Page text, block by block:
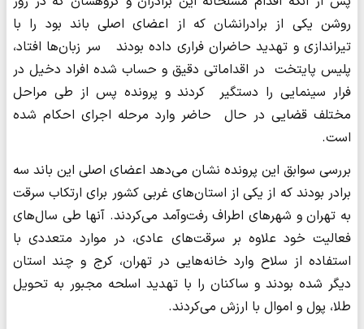
روشن یکی از برادرانشان که از اعضای اصلی باند بود را با
تیراندازی و تهدید حاضران فراری داده بودند سر زبان‌ها افتاد،
پلیس پایتخت در اقداماتی دقیق و حساب شده افراد دخیل در
فرار سینمایی را دستگیر کردند و پرونده پس از طی مراحل
مختلف قضایی در حال حاضر وارد مرحله اجرای احکام شده
است.
بررسی سوابق این پرونده نشان می‌دهد اعضای اصلی این باند سه
برادر بودند که از یکی از استان‌های غربی کشور برای ارتکاب سرقت
به تهران و شهرهای اطراف رفت‌وآمد می‌کردند. آنها طی سال‌های
فعالیت خود علاوه بر سرقت‌های عادی، در موارد متعددی با
استفاده از سلاح وارد خانه‌هایی در تهران، کرج و چند استان
دیگر شده بودند و ساکنان را با تهدید اسلحه مجبور به تحویل
طلا، پول و اموال با ارزش می‌کردند.